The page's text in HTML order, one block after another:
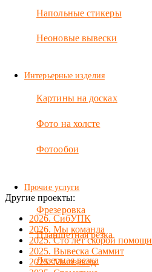
Напольные стикеры
Неоновые вывески
Интерьерные изделия
Картины на досках
Фото на холсте
Фотообои
Прочие услуги
Фрезеровка
Планшетная резка
Лазерная резка
Другие проекты:
2026. СибУПК
2026. Мы команда
2025. Сто лет скорой помощи
2025. Вывеска Саммит
2025. Мылзавод